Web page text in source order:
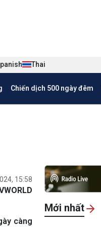
Thai
Chiến dịch 500 ngày đêm
15:58
càng
Mới nhất